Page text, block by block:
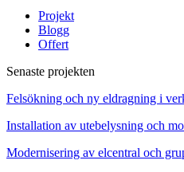
Projekt
Blogg
Offert
Senaste projekten
Felsökning och ny eldragning i
Installation av utebelysning och
Modernisering av elcentral och